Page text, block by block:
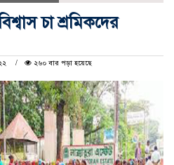
চা শ্রমিকদের
২৬০ বার পড়া হয়েছে